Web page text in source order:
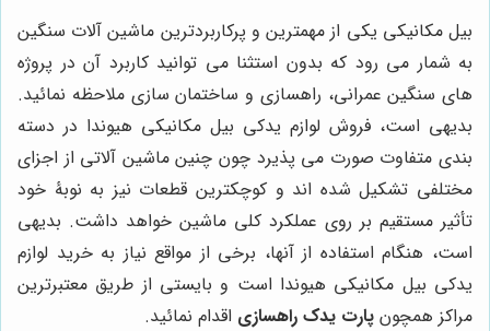
بیل مکانیکی یکی از مهمترین و پرکاربردترین ماشین آلات سنگین
به شمار می رود که بدون استثنا می توانید کاربرد آن در پروژه
های سنگین عمرانی، راهسازی و ساختمان سازی ملاحظه نمائید.
بدیهی است، فروش لوازم یدکی بیل مکانیکی هیوندا در دسته
بندی متفاوت صورت می پذیرد چون چنین ماشین آلاتی از اجزای
مختلفی تشکیل شده اند و کوچکترین قطعات نیز به نوبۀ خود
تأثیر مستقیم بر روی عملکرد کلی ماشین خواهد داشت. بدیهی
است، هنگام استفاده از آنها، برخی از مواقع نیاز به خرید لوازم
یدکی بیل مکانیکی هیوندا است و بایستی از طریق معتبرترین
مراکز همچون پارت یدک راهسازی اقدام نمائید.